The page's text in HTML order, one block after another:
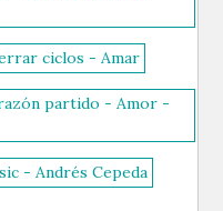
ciclos - Amar
partido - Amor -
- Andrés Cepeda